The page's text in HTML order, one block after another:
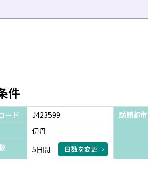
件
ード
J423599
伊丹
5日間 日数を変更
訪問都市